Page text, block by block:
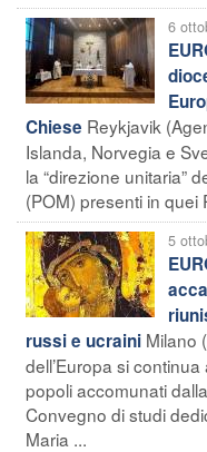
6
Chiese Reykjavik
Islanda, Norvegia e
la “direzione unitaria”
(POM) presenti in quei
5
russi e ucraini Milano
dell’Europa si
popoli accomunati
Convegno di studi
Maria ...